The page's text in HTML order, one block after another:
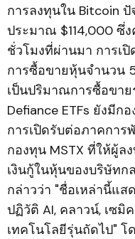
การลงทุนใน Bitcoin
ประมาณ $114,000 ซึ่
ชั่วโมงที่ผ่านมา การเ
การซื้อขายหุ้นจำนวน
เป็นปริมาณการซื้อขาย
Defiance ETFs ยังมี
การเปิดรับต่อภาคกา
กองทุน MSTX ที่ให้ผู้
เงินกู้ในหุ้นของบริษัทก
กล่าวว่า "ชื่อเหล่านี้แ
ปฏิวัติ AI, คลาวน์, เซมิ
เทคโนโลยีรุ่นถัดไป"